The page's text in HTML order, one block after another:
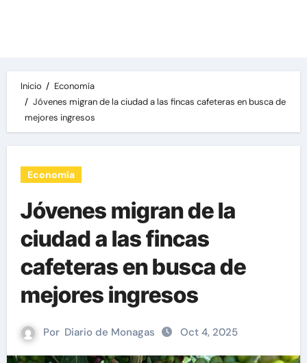
Inicio
Economía
Jóvenes migran de la ciudad a las fincas cafeteras en busca de
mejores ingresos
Economía
Jóvenes migran de la
ciudad a las fincas
cafeteras en busca de
mejores ingresos
Por Diario de Monagas Oct 4, 2025